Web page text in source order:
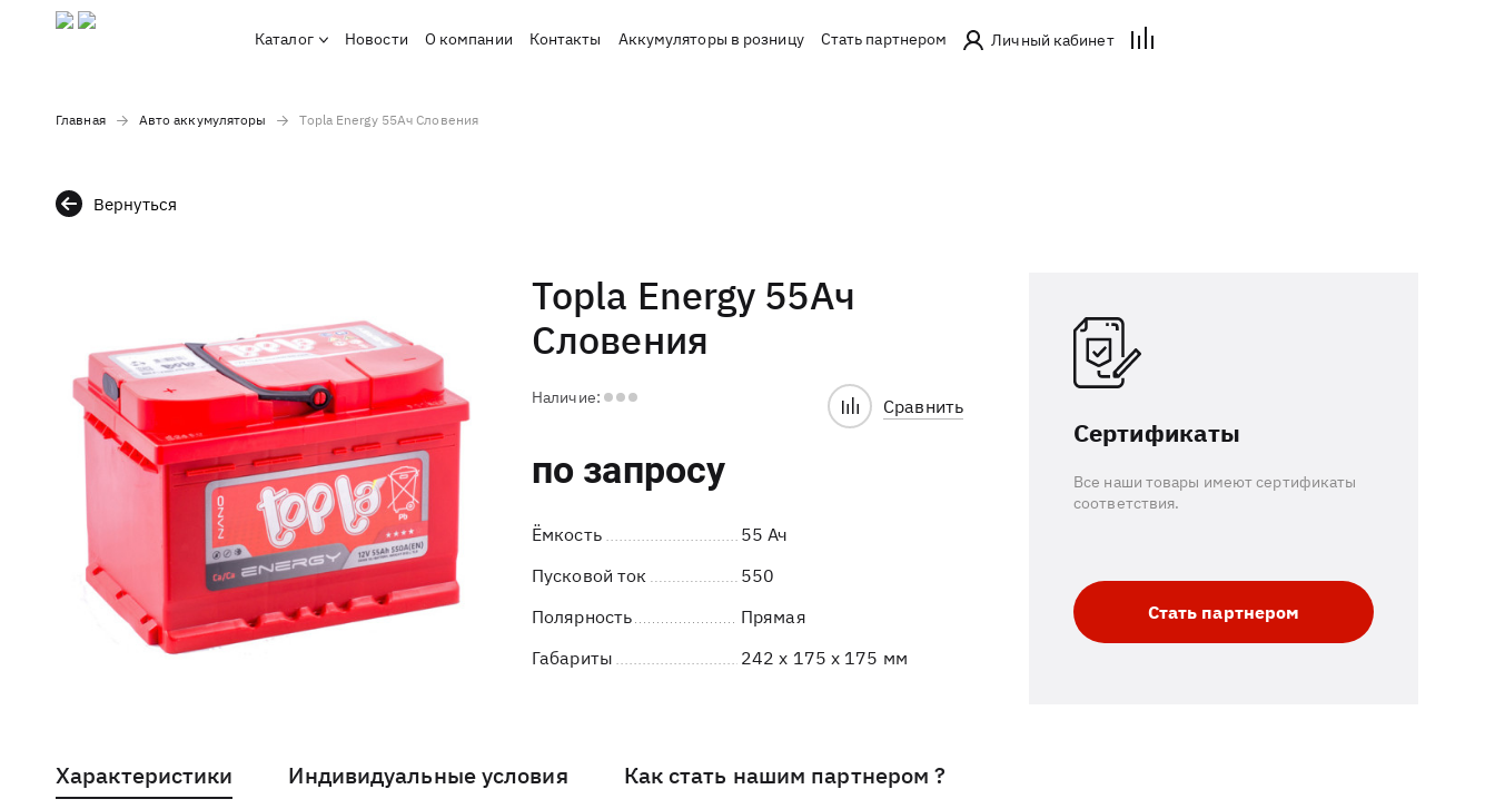
Каталог Новости О компании Контакты Аккумуляторы в розницу Стать партнером Личный кабинет
Главная Авто аккумуляторы Topla Energy 55Ач Словения
Вернуться
Topla Energy 55Ач
Словения
Наличие:
по запросу
Сравнить
Ёмкость
55 Ач
Пусковой ток
550
Полярность
Прямая
Габариты
242 x 175 x 175 мм
Сертификаты
Все наши товары имеют сертификаты
соответствия.
Стать партнером
Характеристики Индивидуальные условия Как стать нашим партнером ?